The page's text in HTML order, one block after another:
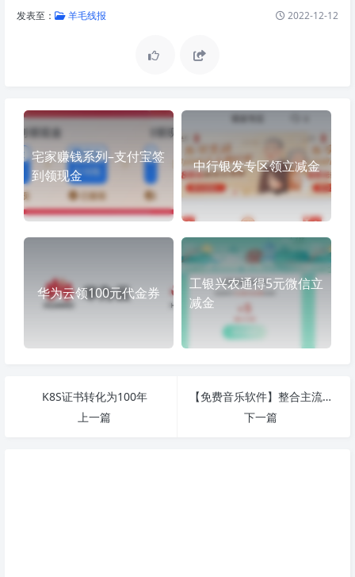
发表至： 羊毛线报 2022-12-12
宅家赚钱系列–支付宝签
到领现金
中行银发专区领立减金
华为云领100元代金券
工银兴农通得5元微信立
减金
K8S证书转化为100年
上一篇
【免费音乐软件】整合主流音乐软件搜索播放和下载
下一篇